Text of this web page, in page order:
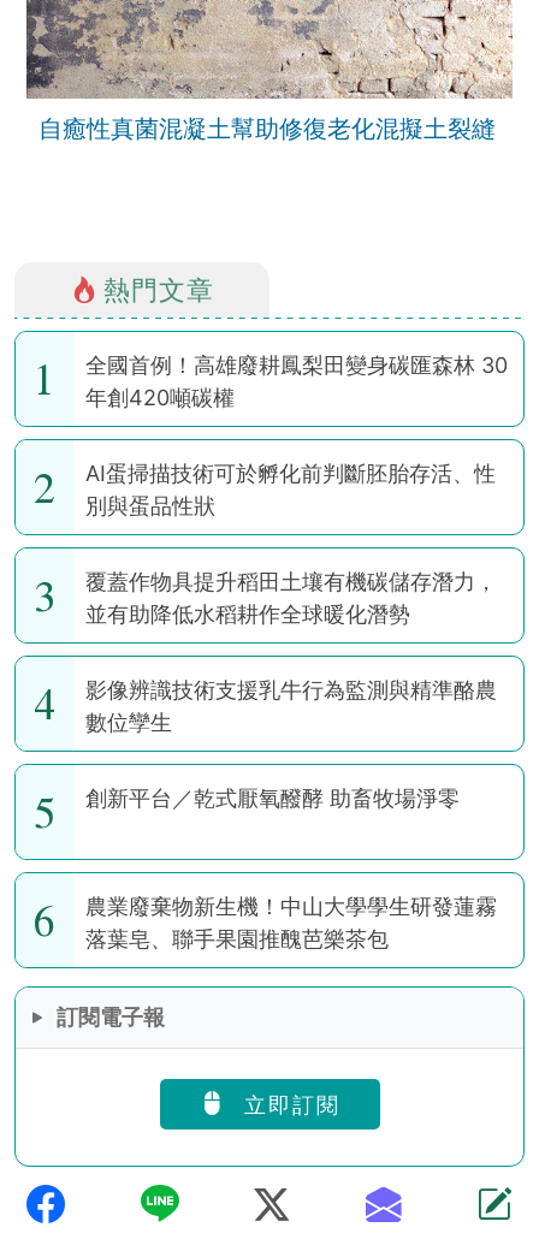
自癒性真菌混凝土幫助修復老化混擬土裂縫
熱門文章
1
全國首例！高雄廢耕鳳梨田變身碳匯森林 30
年創420噸碳權
2
AI蛋掃描技術可於孵化前判斷胚胎存活、性
別與蛋品性狀
3
覆蓋作物具提升稻田土壤有機碳儲存潛力，
並有助降低水稻耕作全球暖化潛勢
4
影像辨識技術支援乳牛行為監測與精準酪農
數位孿生
5 創新平台／乾式厭氧醱酵 助畜牧場淨零
6
農業廢棄物新生機！中山大學學生研發蓮霧
落葉皂、聯手果園推醜芭樂茶包
訂閱電子報
立即訂閱